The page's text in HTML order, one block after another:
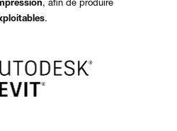
, afin de produire
.